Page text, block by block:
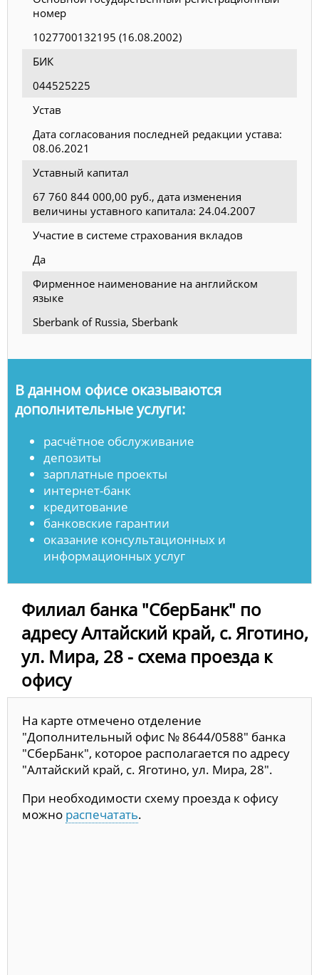
номер
1027700132195 (16.08.2002)
БИК
044525225
Устав
Дата согласования последней редакции устава:
08.06.2021
Уставный капитал
67 760 844 000,00 руб., дата изменения
величины уставного капитала: 24.04.2007
Участие в системе страхования вкладов
Да
Фирменное наименование на английском
языке
Sberbank of Russia, Sberbank
В данном офисе оказываются
дополнительные услуги:
расчётное обслуживание
депозиты
зарплатные проекты
интернет-банк
кредитование
банковские гарантии
оказание консультационных и
информационных услуг
Филиал банка "СберБанк" по
адресу Алтайский край, с. Яготино,
ул. Мира, 28 - схема проезда к
офису
На карте отмечено отделение
"Дополнительный офис № 8644/0588" банка
"СберБанк", которое располагается по адресу
"Алтайский край, с. Яготино, ул. Мира, 28".
При необходимости схему проезда к офису
можно распечатать.